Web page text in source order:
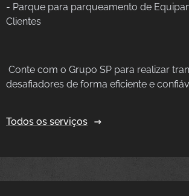
- Parque para parqueamento de
Clientes
Conte com o Grupo SP para realizar
desafiadores de forma eficiente e
Todos os serviços